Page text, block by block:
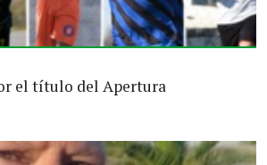
el título del Apertura